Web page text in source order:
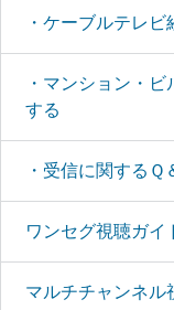
・ケーブルテレ
・マンション・
する
・受信に関するＱ
ワンセグ視聴ガイ
マルチチャンネル